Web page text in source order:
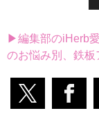
▶編集部のiHerb
のお悩み別、鉄板